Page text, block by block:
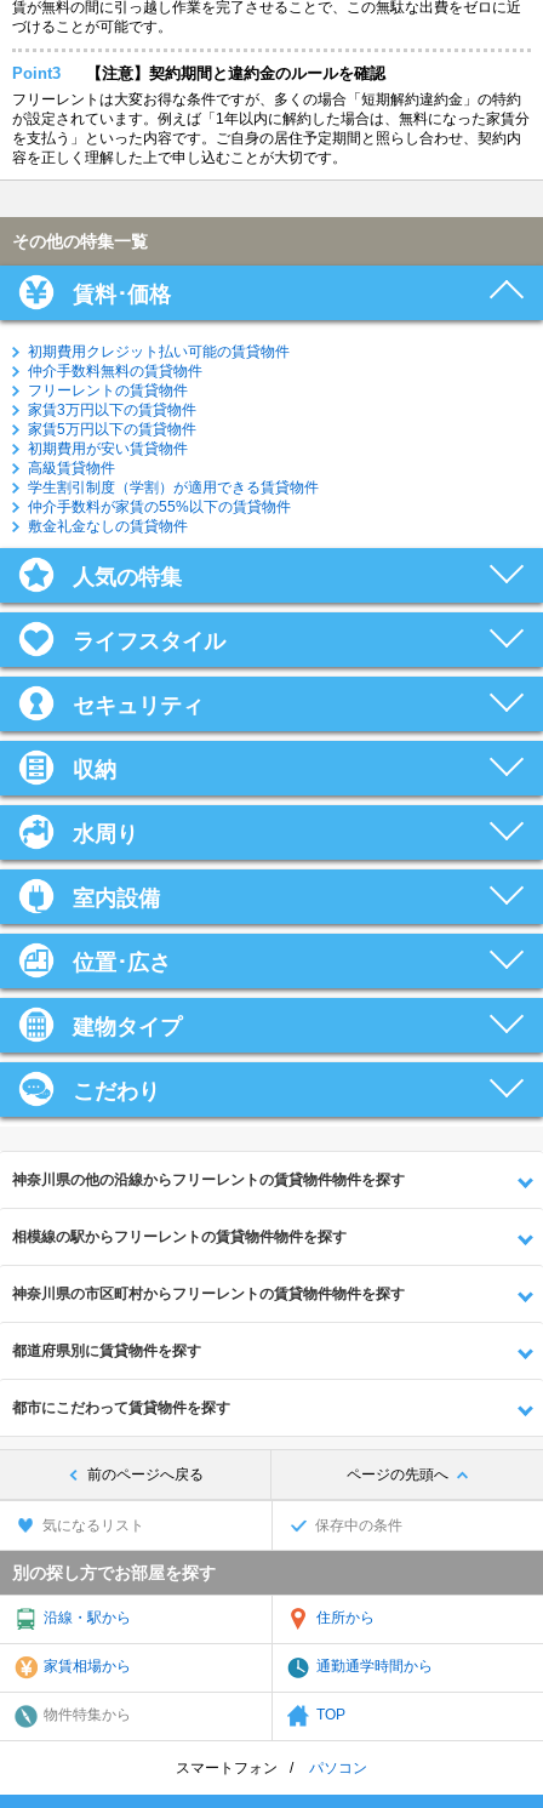
賃が無料の間に引っ越し作業を完了させることで、この無駄な出費をゼロに近
づけることが可能です。
Point3 【注意】契約期間と違約金のルールを確認
フリーレントは大変お得な条件ですが、多くの場合「短期解約違約金」の特約
が設定されています。例えば「1年以内に解約した場合は、無料になった家賃分
を支払う」といった内容です。ご自身の居住予定期間と照らし合わせ、契約内
容を正しく理解した上で申し込むことが大切です。
その他の特集一覧
賃料･価格
初期費用クレジット払い可能の賃貸物件
仲介手数料無料の賃貸物件
フリーレントの賃貸物件
家賃3万円以下の賃貸物件
家賃5万円以下の賃貸物件
初期費用が安い賃貸物件
高級賃貸物件
学生割引制度（学割）が適用できる賃貸物件
仲介手数料が家賃の55%以下の賃貸物件
敷金礼金なしの賃貸物件
人気の特集
ライフスタイル
セキュリティ
収納
水周り
室内設備
位置･広さ
建物タイプ
こだわり
神奈川県の他の沿線からフリーレントの賃貸物件物件を探す
相模線の駅からフリーレントの賃貸物件物件を探す
神奈川県の市区町村からフリーレントの賃貸物件物件を探す
都道府県別に賃貸物件を探す
都市にこだわって賃貸物件を探す
前のページへ戻る ページの先頭へ
気になるリスト 保存中の条件
別の探し方でお部屋を探す
沿線・駅から 住所から
家賃相場から 通勤通学時間から
物件特集から TOP
スマートフォン パソコン